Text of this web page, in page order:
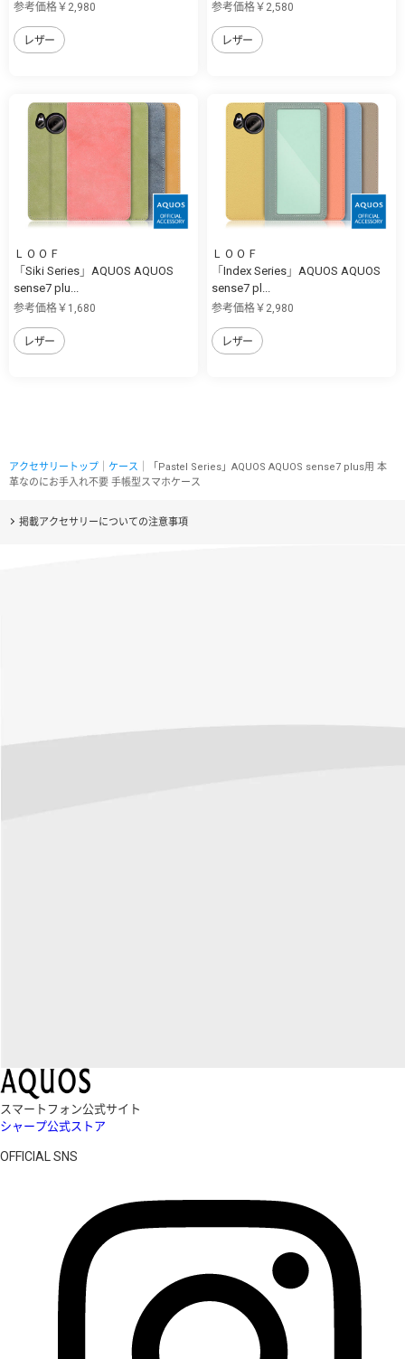
参考価格￥2,980
レザー
参考価格￥2,580
レザー
ＬＯＯＦ
「Siki Series」AQUOS AQUOS
sense7 plu...
参考価格￥1,680
レザー
ＬＯＯＦ
「Index Series」AQUOS AQUOS
sense7 pl...
参考価格￥2,980
レザー
アクセサリートップ ケース ｜「Pastel Series」AQUOS AQUOS sense7 plus用 本
革なのにお手入れ不要 手帳型スマホケース
掲載アクセサリーについての注意事項
スマートフォン公式サイト
シャープ公式ストア
OFFICIAL SNS